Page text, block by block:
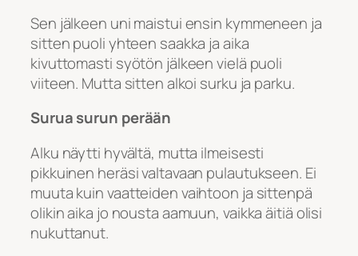
Sen jälkeen uni maistui ensin kymmeneen ja
sitten puoli yhteen saakka ja aika
kivuttomasti syötön jälkeen vielä puoli
viiteen. Mutta sitten alkoi surku ja parku.
Surua surun perään
Alku näytti hyvältä, mutta ilmeisesti
pikkuinen heräsi valtavaan pulautukseen. Ei
muuta kuin vaatteiden vaihtoon ja sittenpä
olikin aika jo nousta aamuun, vaikka äitiä olisi
nukuttanut.